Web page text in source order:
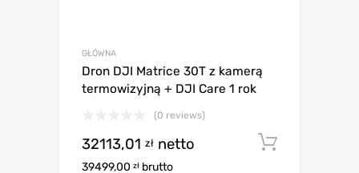
GŁÓWNA
Dron DJI Matrice 30T z kamerą
termowizyjną + DJI Care 1 rok
(0 reviews)
32113,01 zł netto
39499,00 zł brutto